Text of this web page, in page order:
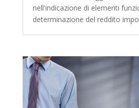
nell'indicazione di elementi
determinazione del reddito